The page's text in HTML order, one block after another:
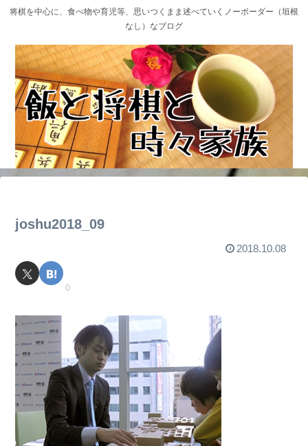
将棋を中心に、食べ物や育児等、思いつくまま述べていくノーボーダー（垣根
なし）なブログ
joshu2018_09
2018.10.08
0